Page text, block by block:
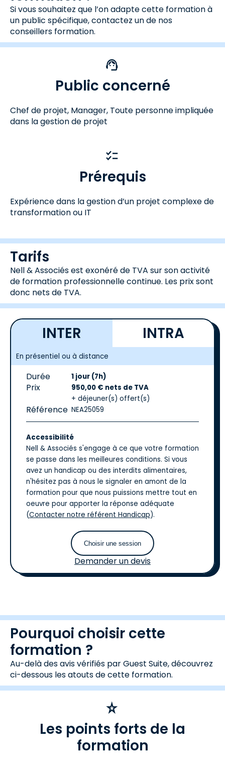
Si vous souhaitez que l’on adapte cette formation à
un public spécifique, contactez un de nos
conseillers formation.
Public concerné
Chef de projet, Manager, Toute personne impliquée
dans la gestion de projet
Prérequis
Expérience dans la gestion d’un projet complexe de
transformation ou IT
Tarifs
Nell & Associés est exonéré de TVA sur son activité
de formation professionnelle continue. Les prix sont
donc nets de TVA.
INTER INTRA
En présentiel ou à distance
Durée 1 jour (7h)
Prix
950,00 € nets de TVA
+ déjeuner(s) offert(s)
Référence NEA25059
Accessibilité
Nell & Associés s'engage à ce que votre formation
se passe dans les meilleures conditions. Si vous
avez un handicap ou des interdits alimentaires,
n'hésitez pas à nous le signaler en amont de la
formation pour que nous puissions mettre tout en
oeuvre pour apporter la réponse adéquate
(Contacter notre référent Handicap).
Choisir une session
Demander un devis
Pourquoi choisir cette
formation ?
Au-delà des avis vérifiés par Guest Suite, découvrez
ci-dessous les atouts de cette formation.
Les points forts de la
formation